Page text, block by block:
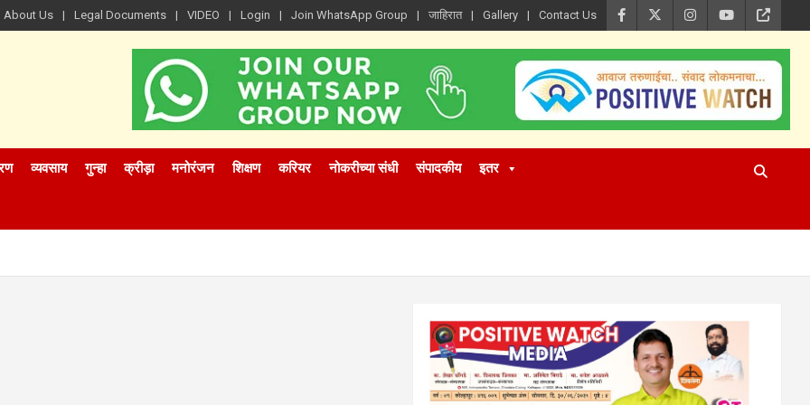
About Us Legal Documents VIDEO Login Join WhatsApp Group जाहिरात Gallery Contact Us
व्यवसाय गुन्हा क्रीड़ा मनोरंजन शिक्षण करियर नोकरीच्या संधी संपादकीय इतर